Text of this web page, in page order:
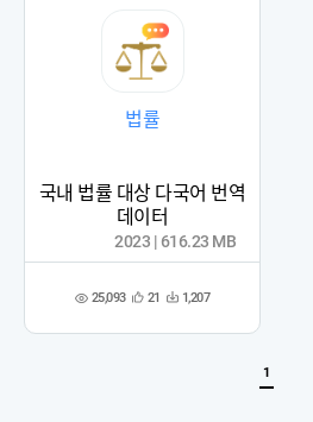
법률
국내 법률 대상 다국어 번역
데이터
조 25,093 관
록
21 다 1,207
2023 | 616.23 MB
1